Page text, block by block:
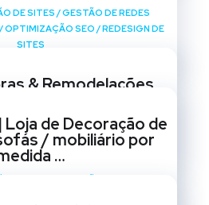
DE SITES /GESTÃO DE REDES
/OPTIMIZAÇÃO SEO /REDESIGN DE
SITES
& Remodelações
OPTIMIZAÇÃO SEO/ REDESIGN DE
SITES
de Decoração de
/ mobiliário por
…